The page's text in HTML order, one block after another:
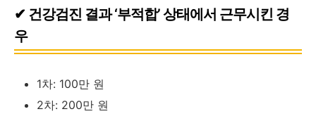
✔ 건강검진 결과 ‘부적합’ 상태에서 근무시킨 경
우
1차: 100만 원
2차: 200만 원